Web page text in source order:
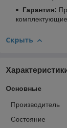
Гарантия:
комплектующие
Скрыть
Основные
Производитель
Состояние